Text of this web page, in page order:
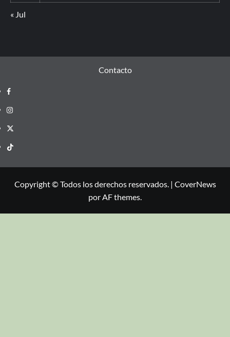
« Jul
Contacto
Copyright © Todos los derechos reservados. | CoverNews
por AF themes.